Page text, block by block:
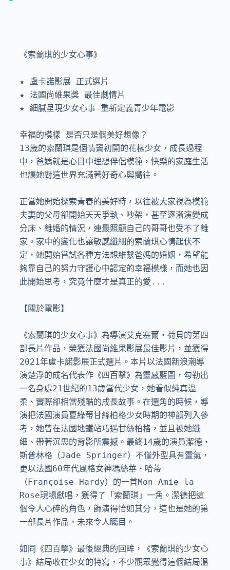
《索蘭琪的少女心事》
★ 盧卡諾影展 正式選片
★ 法國尚維果獎 最佳劇情片
★ 細膩呈現少女心事 重新定義青少年電影
幸福的模樣 是否只是個美好想像？
13歲的索蘭琪是個情竇初開的花樣少女，成長過程
中，爸媽就是心目中理想伴侶模範，快樂的家庭生活
也讓她對這世界充滿著好奇心與嚮往。
正當她開始探索青春的美好時，以往被大家視為模範
夫妻的父母卻開始天天爭執、吵架，甚至逐漸演變成
分床、離婚的情況，連最照顧自己的哥哥也受不了離
家。家中的變化也讓敏感纖細的索蘭琪心情起伏不
定，她開始嘗試各種方法想維繫爸媽的婚姻，希望能
夠靠自己的努力守護心中認定的幸福模樣，而她也因
此開始思考，究竟什麼才是真正的愛...
【關於電影】
《索蘭琪的少女心事》為導演艾克塞爾・荷貝的第四
部長片作品，榮獲法國尚維果影展最佳影片，並獲得
2021年盧卡諾影展正式選片。本片以法國新浪潮導
演楚浮的成名代表作《四百擊》為靈感藍圖，勾勒出
一名身處21世紀的13歲當代少女，她看似純真溫
柔、實際卻相當殘酷的成長故事。在選角的時候，導
演把法國演員夏綠蒂甘絲柏格少女時期的神韻列入參
考，她曾在法國地鐵站巧遇甘絲柏格，並且被她纖
細、帶著沉思的背影所震撼。最終14歲的演員潔德・
斯普林格（Jade Springer）不僅外型具有靈氣，
更以法國60年代風格女神馮絲華・哈蒂
（Françoise Hardy）的一首Mon Amie la
Rose現場獻唱，獲得了「索蘭琪」一角。潔德把這
個令人心碎的角色，飾演得恰如其分，這也是她的第
一部長片作品，未來令人矚目。
如同《四百擊》最後經典的回眸，《索蘭琪的少女心
事》結局收在少女的特寫，不少觀眾覺得這個結局溫